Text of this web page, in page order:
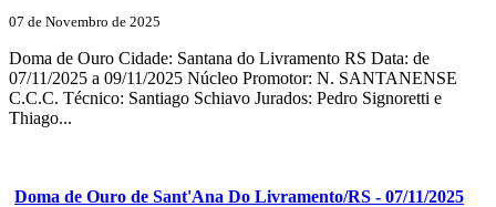
07 de Novembro de 2025
Doma de Ouro Cidade: Santana do Livramento RS Data: de
07/11/2025 a 09/11/2025 Núcleo Promotor: N. SANTANENSE
C.C.C. Técnico: Santiago Schiavo Jurados: Pedro Signoretti e
Thiago...
Doma de Ouro de Sant'Ana Do Livramento/RS - 07/11/2025